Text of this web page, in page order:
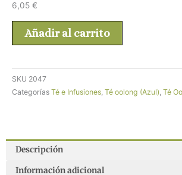
6,05 €
Añadir al carrito
SKU 2047
Categorías Té e Infusiones, Té oolong (Azul), Té
Descripción
Información adicional